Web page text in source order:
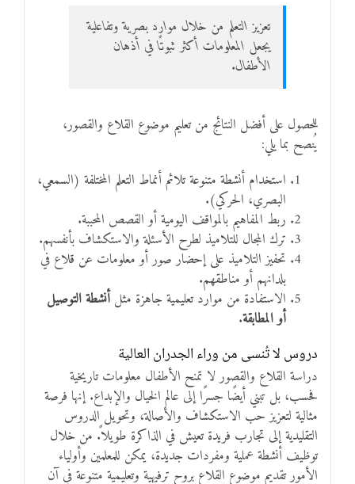
تعزيز التعلم من خلال موارد بصرية وتفاعلية
يجعل المعلومات أكثر ثبوتًا في أذهان
الأطفال.
للحصول على أفضل النتائج من تعليم موضوع القلاع والقصور،
يُنصح بما يلي:
استخدام أنشطة متنوعة تلائم أنماط التعلم المختلفة (السمعي،
البصري، الحركي).
ربط المفاهيم بالمواقف اليومية أو القصص المحببة.
ترك المجال للتلاميذ لطرح الأسئلة والاستكشاف بأنفسهم.
تحفيز التلاميذ على إحضار صور أو معلومات عن قلاع في
بلدانهم أو مناطقهم.
الاستفادة من موارد تعليمية جاهزة مثلأنشطة التوصيل
أو المطابقة.
دروس لا تُنسى من وراء الجدران العالية
دراسة القلاع والقصور لا تمنح الأطفال معلومات تاريخية
فحسب، بل تبني أيضًا جسرًا إلى عالم الخيال والإبداع. إنها فرصة
مثالية لتعزيز حب الاستكشاف والأصالة، وتحويل الدروس
التقليدية إلى تجارب فريدة تعيش في الذاكرة طويلاً. من خلال
توظيف أنشطة عملية ومفردات جديدة، يمكن للمعلمين وأولياء
الأمور تقديم موضوع القلاع بروح ترفيهية وتعليمية متنوعة في آنٍ